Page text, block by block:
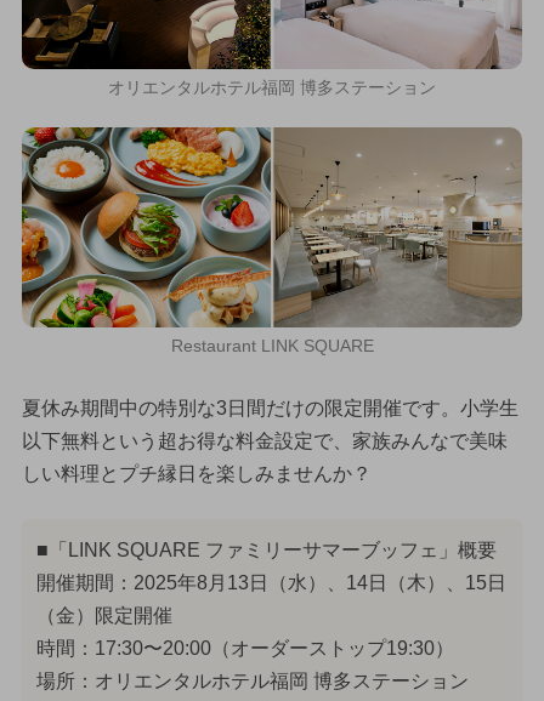
オリエンタルホテル福岡 博多ステーション
Restaurant LINK SQUARE
夏休み期間中の特別な3日間だけの限定開催です。小学生
以下無料という超お得な料金設定で、家族みんなで美味
しい料理とプチ縁日を楽しみませんか？
■「LINK SQUARE ファミリーサマーブッフェ」概要
開催期間：2025年8月13日（水）、14日（木）、15日
（金）限定開催
時間：17:30〜20:00（オーダーストップ19:30）
場所：オリエンタルホテル福岡 博多ステーション